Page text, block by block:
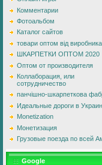
Комментарии
Фотоальбом
Каталог сайтов
товари оптом від виробника
ШКАРПЕТКИ ОПТОМ 2020
Оптом от производителя
Коллаборация, или
сотрудничество
панчішно-шкарпеткова
Идеальные дороги в
Monetization
Монетизация
Грузовые поезда по всей
Google